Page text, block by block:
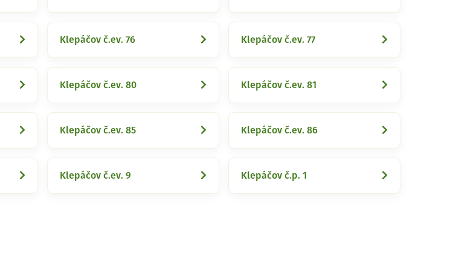
Klepáčov č.ev. 76 Klepáčov č.ev. 77
Klepáčov č.ev. 80 Klepáčov č.ev. 81
Klepáčov č.ev. 85 Klepáčov č.ev. 86
Klepáčov č.ev. 9 Klepáčov č.p. 1